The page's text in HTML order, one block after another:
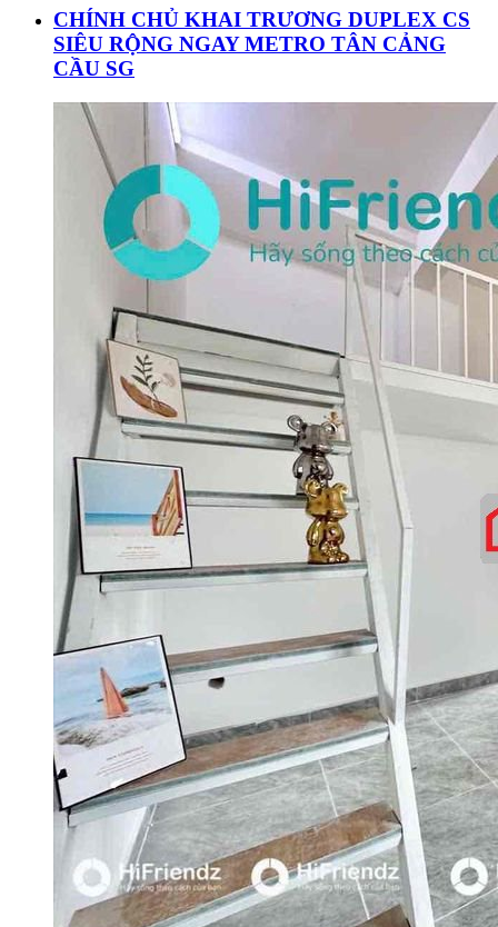
CHÍNH CHỦ KHAI TRƯƠNG DUPLEX CS
SIÊU RỘNG NGAY METRO TÂN CẢNG
CẦU SG